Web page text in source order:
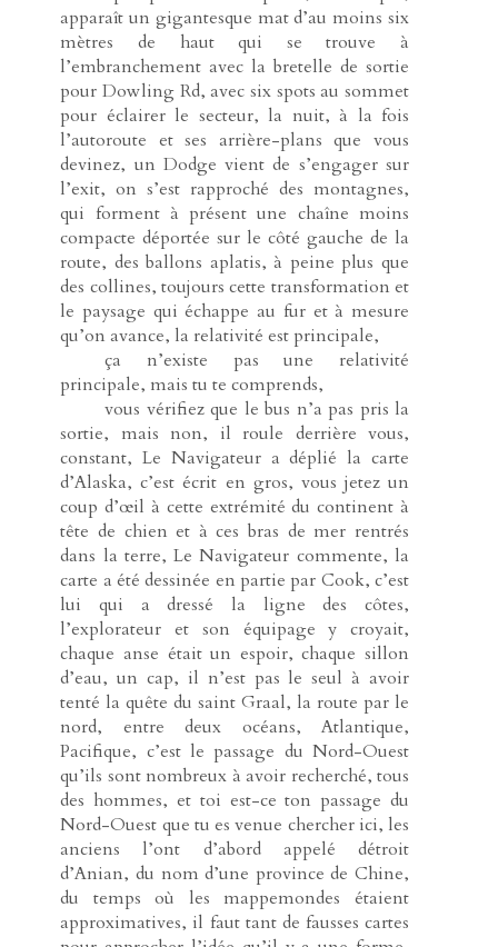
apparaît un gigantesque mat d’au moins six
mètres de haut qui se trouve à
l’embranchement avec la bretelle de sortie
pour Dowling Rd, avec six spots au sommet
pour éclairer le secteur, la nuit, à la fois
l’autoroute et ses arrière-plans que vous
devinez, un Dodge vient de s’engager sur
l’exit, on s’est rapproché des montagnes,
qui forment à présent une chaîne moins
compacte déportée sur le côté gauche de la
route, des ballons aplatis, à peine plus que
des collines, toujours cette transformation et
le paysage qui échappe au fur et à mesure
qu’on avance, la relativité est principale,
-----ça n’existe pas une relativité
principale, mais tu te comprends,
-----vous vérifiez que le bus n’a pas pris la
sortie, mais non, il roule derrière vous,
constant, Le Navigateur a déplié la carte
d’Alaska, c’est écrit en gros, vous jetez un
coup d’œil à cette extrémité du continent à
tête de chien et à ces bras de mer rentrés
dans la terre, Le Navigateur commente, la
carte a été dessinée en partie par Cook, c’est
lui qui a dressé la ligne des côtes,
l’explorateur et son équipage y croyait,
chaque anse était un espoir, chaque sillon
d’eau, un cap, il n’est pas le seul à avoir
tenté la quête du saint Graal, la route par le
nord, entre deux océans, Atlantique,
Pacifique, c’est le passage du Nord-Ouest
qu’ils sont nombreux à avoir recherché, tous
des hommes, et toi est-ce ton passage du
Nord-Ouest que tu es venue chercher ici, les
anciens l’ont d’abord appelé détroit
d’Anian, du nom d’une province de Chine,
du temps où les mappemondes étaient
approximatives, il faut tant de fausses cartes